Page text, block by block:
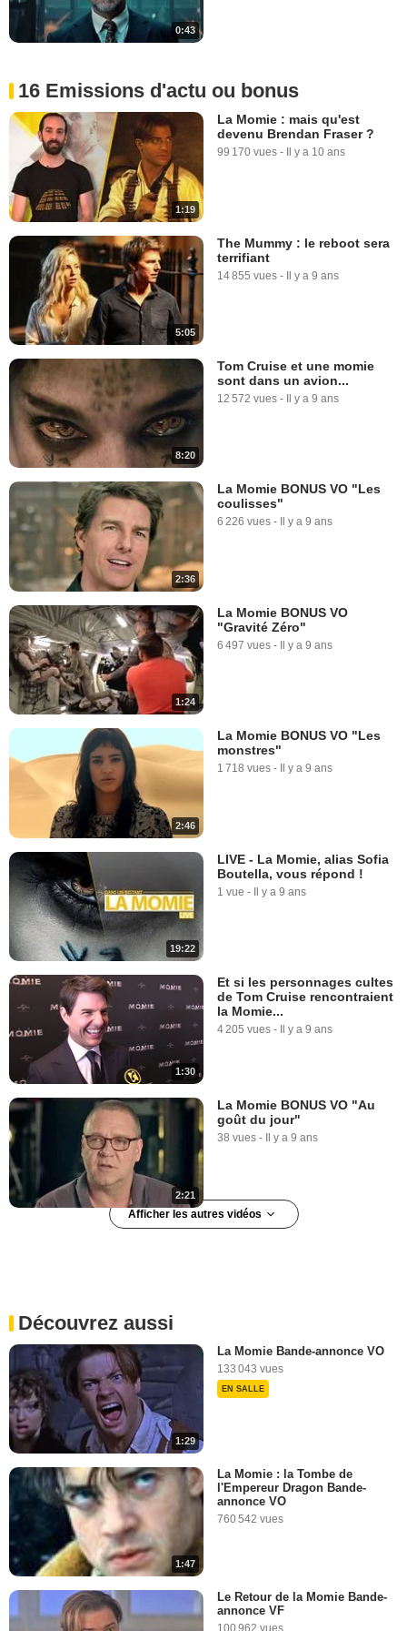
0:43
16 Emissions d'actu ou bonus
1:19
La Momie : mais qu'est
devenu Brendan Fraser ?
99 170 vues - Il y a 10 ans
5:05
The Mummy : le reboot sera
terrifiant
14 855 vues - Il y a 9 ans
8:20
Tom Cruise et une momie
sont dans un avion...
12 572 vues - Il y a 9 ans
2:36
La Momie BONUS VO "Les
coulisses"
6 226 vues - Il y a 9 ans
1:24
La Momie BONUS VO
"Gravité Zéro"
6 497 vues - Il y a 9 ans
2:46
La Momie BONUS VO "Les
monstres"
1 718 vues - Il y a 9 ans
19:22
LIVE - La Momie, alias Sofia
Boutella, vous répond !
1 vue - Il y a 9 ans
1:30
Et si les personnages cultes
de Tom Cruise rencontraient
la Momie...
4 205 vues - Il y a 9 ans
2:21
La Momie BONUS VO "Au
goût du jour"
38 vues - Il y a 9 ans
Afficher les autres vidéos
2:17
2:35
La Momie BONUS VO
"L'action"
0:39
Tom Cruise nous parle de
"Top Gun 2"
La Momie : rencontre avec
Découvrez aussi
1:29
La Momie Bande-annonce VO
133 043 vues
EN SALLE
1:47
La Momie : la Tombe de
l'Empereur Dragon Bande-
annonce VO
760 542 vues
Le Retour de la Momie Bande-
annonce VF
100 962 vues